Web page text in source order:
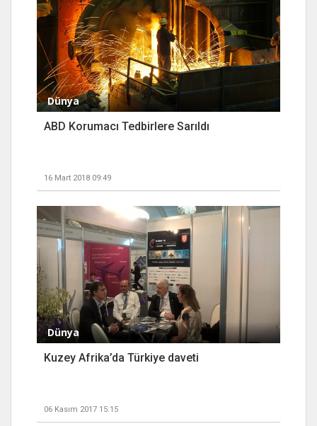
Dünya
ABD Korumacı Tedbirlere Sarıldı
16 Mart 2018 09:49
Dünya
Kuzey Afrika’da Türkiye daveti
06 Kasım 2017 15:15